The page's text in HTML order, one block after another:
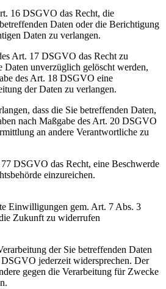
16 DSGVO das Recht, die
Daten oder die Berichtigung
Daten zu verlangen.
Art. 17 DSGVO das Recht zu
Daten unverzüglich gelöscht werden,
des Art. 18 DSGVO eine
der Daten zu verlangen.
dass die Sie betreffenden Daten,
nach Maßgabe des Art. 20 DSGVO
an andere Verantwortliche zu
DSGVO das Recht, eine Beschwerde
einzureichen.
Einwilligungen gem. Art. 7 Abs. 3
Zukunft zu widerrufen
der Sie betreffenden Daten
jederzeit widersprechen. Der
gegen die Verarbeitung für Zwecke